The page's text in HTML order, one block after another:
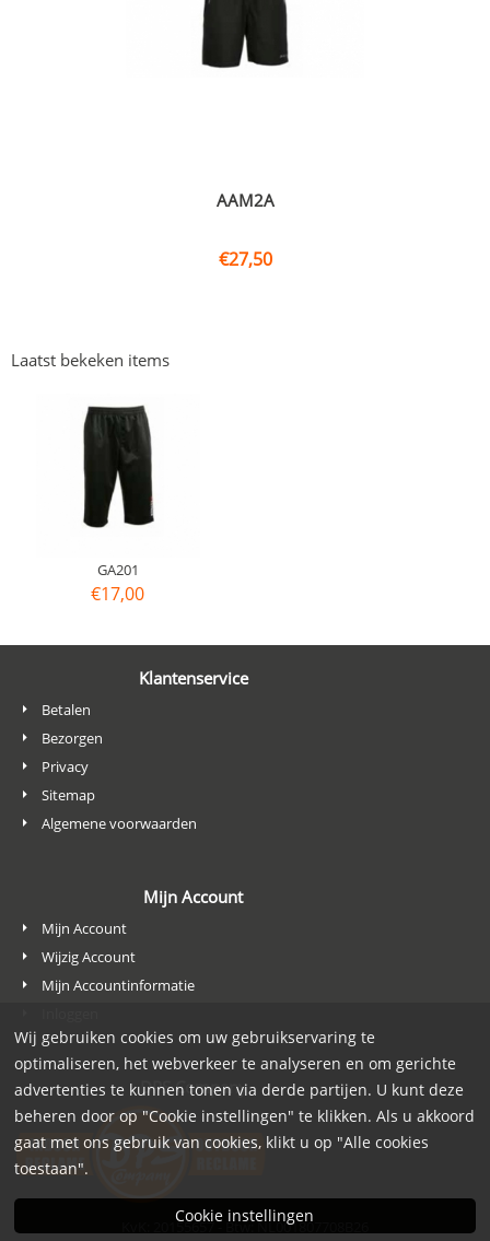
AAM2A
€27,50
Laatst bekeken items
GA201
€17,00
Klantenservice
Betalen
Bezorgen
Privacy
Sitemap
Algemene voorwaarden
Mijn Account
Mijn Account
Wijzig Account
Mijn Accountinformatie
DPS Company
KvK: 20155657 - Btw: NL001807708B26
Wij gebruiken cookies om uw gebruikservaring te
optimaliseren, het webverkeer te analyseren en om gerichte
advertenties te kunnen tonen via derde partijen. U kunt deze
beheren door op "Cookie instellingen" te klikken. Als u akkoord
gaat met ons gebruik van cookies, klikt u op "Alle cookies
toestaan".
Cookie instellingen